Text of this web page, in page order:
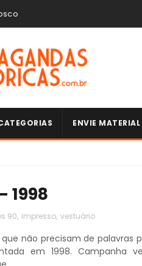
ENVIE MATERIAL
1998
90, impresso, vestuário
não precisam de palavras
em 1998. Campanha